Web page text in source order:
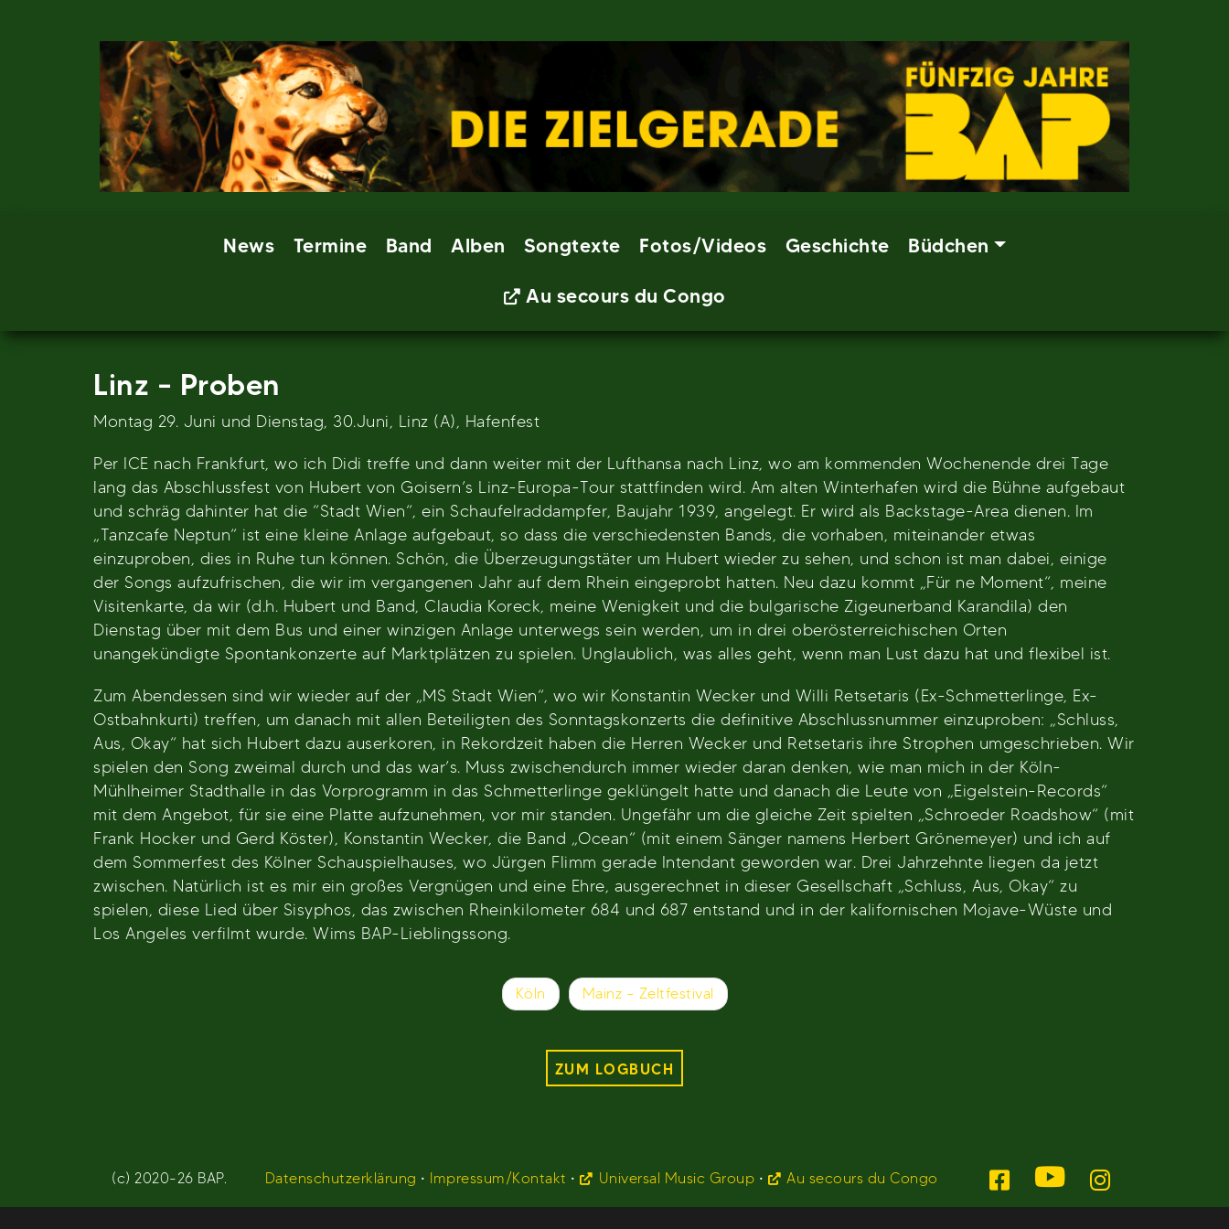
News Termine Band Alben Songtexte Fotos/Videos Geschichte Büdchen
Au secours du Congo
Linz – Proben
Montag 29. Juni und Dienstag, 30.Juni, Linz (A), Hafenfest
Per ICE nach Frankfurt, wo ich Didi treffe und dann weiter mit der Lufthansa nach Linz, wo am kommenden Wochenende drei Tage
lang das Abschlussfest von Hubert von Goisern’s Linz-Europa-Tour stattfinden wird. Am alten Winterhafen wird die Bühne aufgebaut
und schräg dahinter hat die “Stadt Wien“, ein Schaufelraddampfer, Baujahr 1939, angelegt. Er wird als Backstage-Area dienen. Im
„Tanzcafe Neptun“ ist eine kleine Anlage aufgebaut, so dass die verschiedensten Bands, die vorhaben, miteinander etwas
einzuproben, dies in Ruhe tun können. Schön, die Überzeugungstäter um Hubert wieder zu sehen, und schon ist man dabei, einige
der Songs aufzufrischen, die wir im vergangenen Jahr auf dem Rhein eingeprobt hatten. Neu dazu kommt „Für ne Moment“, meine
Visitenkarte, da wir (d.h. Hubert und Band, Claudia Koreck, meine Wenigkeit und die bulgarische Zigeunerband Karandila) den
Dienstag über mit dem Bus und einer winzigen Anlage unterwegs sein werden, um in drei oberösterreichischen Orten
unangekündigte Spontankonzerte auf Marktplätzen zu spielen. Unglaublich, was alles geht, wenn man Lust dazu hat und flexibel ist.
Zum Abendessen sind wir wieder auf der „MS Stadt Wien“, wo wir Konstantin Wecker und Willi Retsetaris (Ex-Schmetterlinge, Ex-
Ostbahnkurti) treffen, um danach mit allen Beteiligten des Sonntagskonzerts die definitive Abschlussnummer einzuproben: „Schluss,
Aus, Okay“ hat sich Hubert dazu auserkoren, in Rekordzeit haben die Herren Wecker und Retsetaris ihre Strophen umgeschrieben. Wir
spielen den Song zweimal durch und das war’s. Muss zwischendurch immer wieder daran denken, wie man mich in der Köln-
Mühlheimer Stadthalle in das Vorprogramm in das Schmetterlinge geklüngelt hatte und danach die Leute von „Eigelstein-Records“
mit dem Angebot, für sie eine Platte aufzunehmen, vor mir standen. Ungefähr um die gleiche Zeit spielten „Schroeder Roadshow“ (mit
Frank Hocker und Gerd Köster), Konstantin Wecker, die Band „Ocean“ (mit einem Sänger namens Herbert Grönemeyer) und ich auf
dem Sommerfest des Kölner Schauspielhauses, wo Jürgen Flimm gerade Intendant geworden war. Drei Jahrzehnte liegen da jetzt
zwischen. Natürlich ist es mir ein großes Vergnügen und eine Ehre, ausgerechnet in dieser Gesellschaft „Schluss, Aus, Okay“ zu
spielen, diese Lied über Sisyphos, das zwischen Rheinkilometer 684 und 687 entstand und in der kalifornischen Mojave-Wüste und
Los Angeles verfilmt wurde. Wims BAP-Lieblingssong.
Köln Mainz – Zeltfestival
ZUM LOGBUCH
(c) 2020-26 BAP. Datenschutzerklärung • Impressum/Kontakt • Universal Music Group • Au secours du Congo